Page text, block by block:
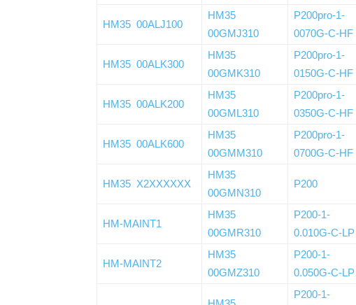
HM35 00ALJ100
HM35
00GMJ310
P200pro-1-
0070G-C-HF
HM35 00ALK300
HM35
00GMK310
P200pro-1-
0150G-C-HF
HM35 00ALK200
HM35
00GML310
P200pro-1-
0350G-C-HF
HM35 00ALK600
HM35
00GMM310
P200pro-1-
0700G-C-HF
HM35 X2XXXXXX
HM35
00GMN310
P200
HM-MAINT1
HM35
00GMR310
P200-1-
0.010G-C-LP
HM-MAINT2
HM35
00GMZ310
P200-1-
0.050G-C-LP
P200-1-